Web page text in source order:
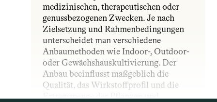
medizinischen, therapeutischen oder
genussbezogenen Zwecken. Je nach
Zielsetzung und Rahmenbedingungen
unterscheidet man verschiedene
Anbaumethoden wie Indoor-, Outdoor-
oder Gewächshauskultivierung. Der
Anbau beeinflusst maßgeblich die
Qualität, das Wirkstoffprofil und die
Ertragsmenge der Pflanzen und